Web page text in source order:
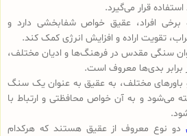
قرار می‌گیرد.
افراد، عقیق خواص شفابخشی دارد و
تقویت اراده و افزایش انرژی کمک کند.
سنگی مقدس در فرهنگ‌ها و ادیان مختلف،
برابر بدی‌ها معروف است.
مختلف، به عقیق به عنوان یک سنگ
می‌شود و به آن خواص محافظتی و ارتباط با
دو نوع معروف از عقیق هستند که هرکدام